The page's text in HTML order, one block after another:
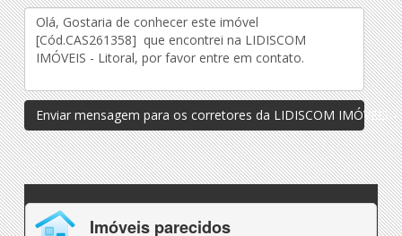
Enviar mensagem para os corretores da LIDISCOM IMÓVEIS -
Imóveis parecidos